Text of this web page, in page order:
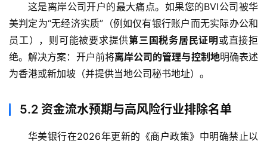
这是离岸公司开户的最大痛点。如果您的BVI公司被华
美判定为“无经济实质”（例如仅有银行账户而无实际办公和
员工），则可能被要求提供第三国税务居民证明 或直接拒
绝。解决方案：开户前将离岸公司的管理与控制地明确表述
为香港或新加坡（并提供当地公司秘书地址）。
5.2 资金流水预期与高风险行业排除名单
华美银行在2026年更新的《商户政策》中明确禁止以